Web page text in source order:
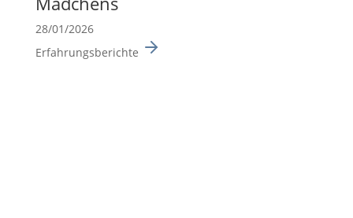
28/01/2026
Erfahrungsberichte